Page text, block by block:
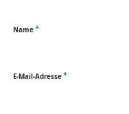
Name*
E-Mail-Adresse*